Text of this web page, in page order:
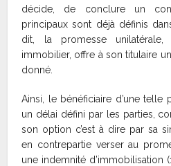
décide, de conclure un
principaux sont déjà définis
dit, la promesse
immobilier, offre à son titulaire
donné.
Ainsi, le bénéficiaire d’une telle
un délai défini par les parties,
son option c’est à dire par sa
en contrepartie verser au
une indemnité d’immobilisation